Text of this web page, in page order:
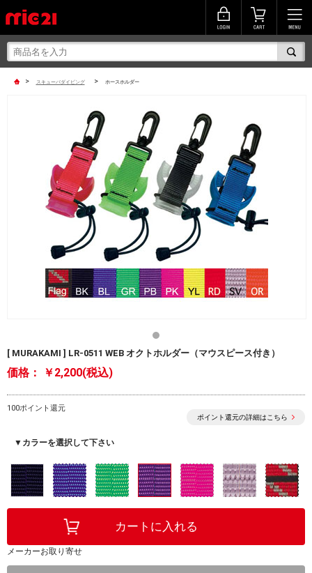
> スキューバダイビング > ホースホルダー
[ MURAKAMI ] LR-0511 WEB オクトホルダー（マウスピース付き）
価格： ￥2,200(税込)
100ポイント還元
ポイント還元の詳細はこちら
▼カラーを選択して下さい
メーカーお取り寄せ